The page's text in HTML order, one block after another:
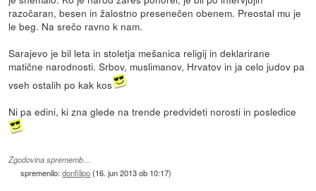
razočaran, besen in žalostno presenečen obenem. Preostal mu je
le beg. Na srečo ravno k nam.
Sarajevo je bil leta in stoletja mešanica religij in deklarirane
matične narodnosti. Srbov, muslimanov, Hrvatov in ja celo judov pa
vseh ostalih po kak kos
Ni pa edini, ki zna glede na trende predvideti norosti in posledice
Zgodovina sprememb…
spremenilo:donfilipo(16. jun 2013 ob 10:17)